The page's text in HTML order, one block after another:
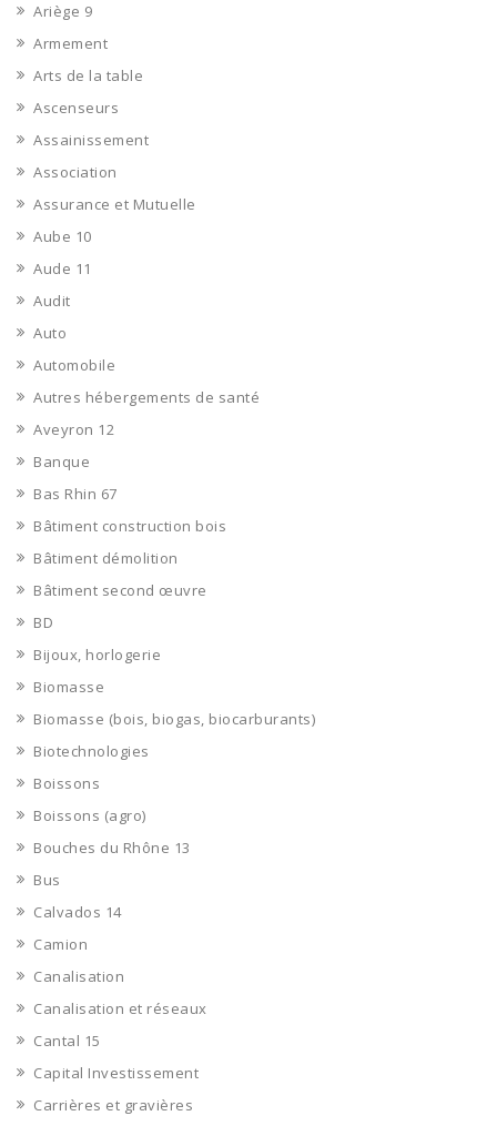
Ariège 9
Armement
Arts de la table
Ascenseurs
Assainissement
Association
Assurance et Mutuelle
Aube 10
Aude 11
Audit
Auto
Automobile
Autres hébergements de santé
Aveyron 12
Banque
Bas Rhin 67
Bâtiment construction bois
Bâtiment démolition
Bâtiment second œuvre
BD
Bijoux, horlogerie
Biomasse
Biomasse (bois, biogas, biocarburants)
Biotechnologies
Boissons
Boissons (agro)
Bouches du Rhône 13
Bus
Calvados 14
Camion
Canalisation
Canalisation et réseaux
Cantal 15
Capital Investissement
Carrières et gravières